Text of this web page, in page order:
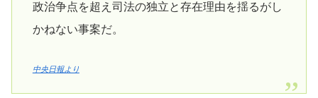
政治争点を超え司法の独立と存在理由を揺るがし
かねない事案だ。
中央日報より